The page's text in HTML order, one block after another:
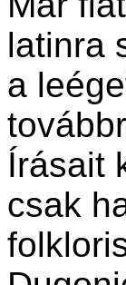
latinra
a
Írásait
csak